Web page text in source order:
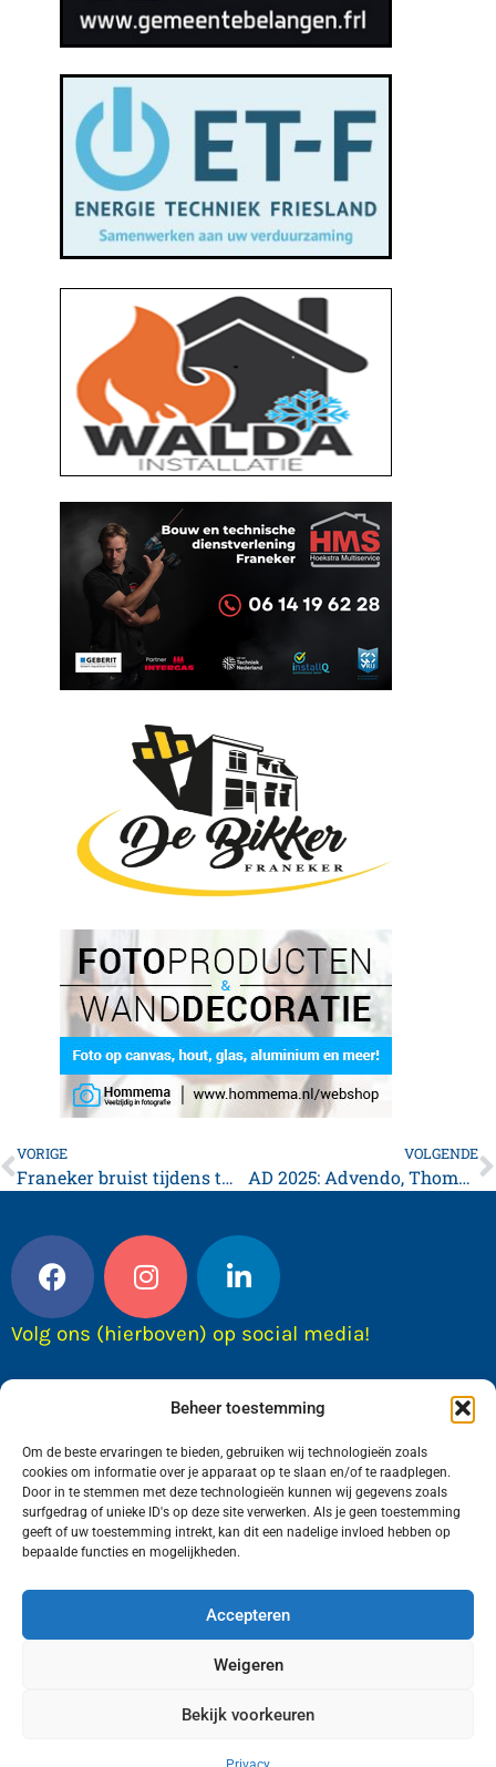
Beheer toestemming
Om de beste ervaringen te bieden, gebruiken wij technologieën zoals
cookies om informatie over je apparaat op te slaan en/of te raadplegen.
Door in te stemmen met deze technologieën kunnen wij gegevens zoals
surfgedrag of unieke ID's op deze site verwerken. Als je geen toestemming
geeft of uw toestemming intrekt, kan dit een nadelige invloed hebben op
bepaalde functies en mogelijkheden.
Accepteren
Weigeren
Bekijk voorkeuren
VORIGE
Franeker bruist tijdens tweede dag Agrarische Dagen
VOLGENDE
AD 2025: Advendo, Thomas Berge en Jill Helena bezorgen bomvolle tent op de Breedeplaats kippenvelmomenten
Volg ons (hierboven) op social media!
Wij van FranekerActueel.nl verzorgen het nieuws
in de Gemeente Waadhoeke. Met als hoofdplaats
Copyright © FranekerActueel 2009-2026